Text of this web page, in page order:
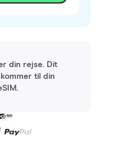
din rejse. Dit
til din